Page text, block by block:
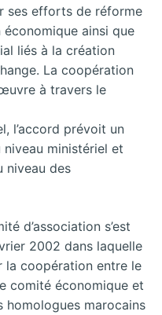
ses efforts de réforme
économique ainsi que
liés à la création
La coopération
à travers le
l’accord prévoit un
niveau ministériel et
niveau des
d’association s’est
2002 dans laquelle
la coopération entre le
comité économique et
homologues marocains